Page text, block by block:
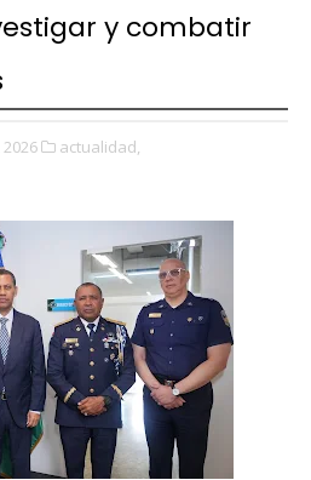
y combatir
actualidad,